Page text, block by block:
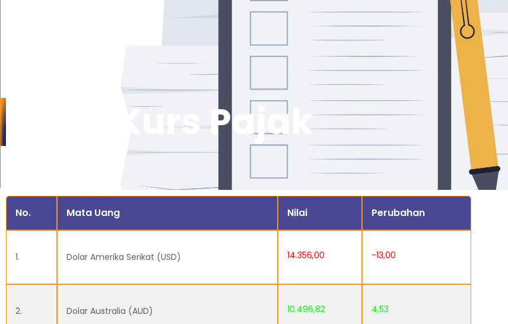
Nilai Kurs Pajak
No. Mata Uang Nilai Perubahan
1. Dolar Amerika Serikat (USD) 14.356,00 -13,00
2. Dolar Australia (AUD) 10.496,82 4,53